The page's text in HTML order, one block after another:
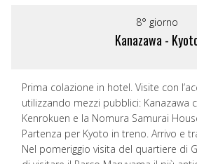
8° giorno
Kanazawa -
Prima colazione in hotel. Visite con
utilizzando mezzi pubblici: Kanazawa
Kenrokuen e la Nomura Samurai
Partenza per Kyoto in treno. Arrivo e
Nel pomeriggio visita del quartiere di